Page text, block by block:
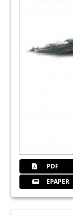
PDF
EPAPER